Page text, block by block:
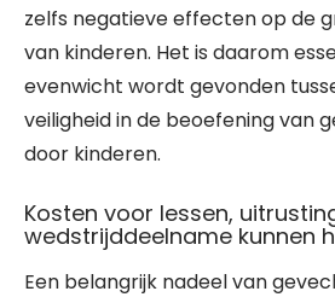
zelfs negatieve effecten op de
van kinderen. Het is daarom
evenwicht wordt gevonden
veiligheid in de beoefening van
door kinderen.
Kosten voor lessen,
wedstrijddeelname kunnen
Een belangrijk nadeel van